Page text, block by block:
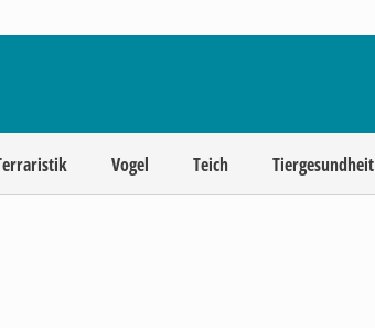
Vogel Teich Tiergesundheit